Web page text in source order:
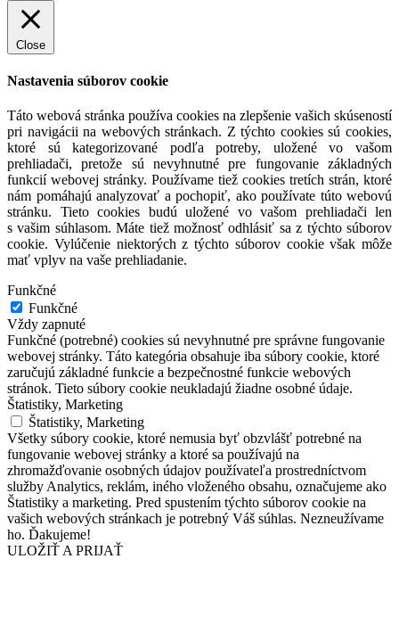
Close
Nastavenia súborov cookie
Táto webová stránka používa cookies na zlepšenie vašich skúseností
pri navigácii na webových stránkach. Z týchto cookies sú cookies,
ktoré sú kategorizované podľa potreby, uložené vo vašom
prehliadači, pretože sú nevyhnutné pre fungovanie základných
funkcií webovej stránky. Používame tiež cookies tretích strán, ktoré
nám pomáhajú analyzovať a pochopiť, ako používate túto webovú
stránku. Tieto cookies budú uložené vo vašom prehliadači len
s vašim súhlasom. Máte tiež možnosť odhlásiť sa z týchto súborov
cookie. Vylúčenie niektorých z týchto súborov cookie však môže
mať vplyv na vaše prehliadanie.
Funkčné
Funkčné
Vždy zapnuté
Funkčné (potrebné) cookies sú nevyhnutné pre správne fungovanie
webovej stránky. Táto kategória obsahuje iba súbory cookie, ktoré
zaručujú základné funkcie a bezpečnostné funkcie webových
stránok. Tieto súbory cookie neukladajú žiadne osobné údaje.
Štatistiky, Marketing
Štatistiky, Marketing
Všetky súbory cookie, ktoré nemusia byť obzvlášť potrebné na
fungovanie webovej stránky a ktoré sa používajú na
zhromažďovanie osobných údajov používateľa prostredníctvom
služby Analytics, reklám, iného vloženého obsahu, označujeme ako
Štatistiky a marketing. Pred spustením týchto súborov cookie na
vašich webových stránkach je potrebný Váš súhlas. Nezneužívame
ho. Ďakujeme!
ULOŽIŤ A PRIJAŤ